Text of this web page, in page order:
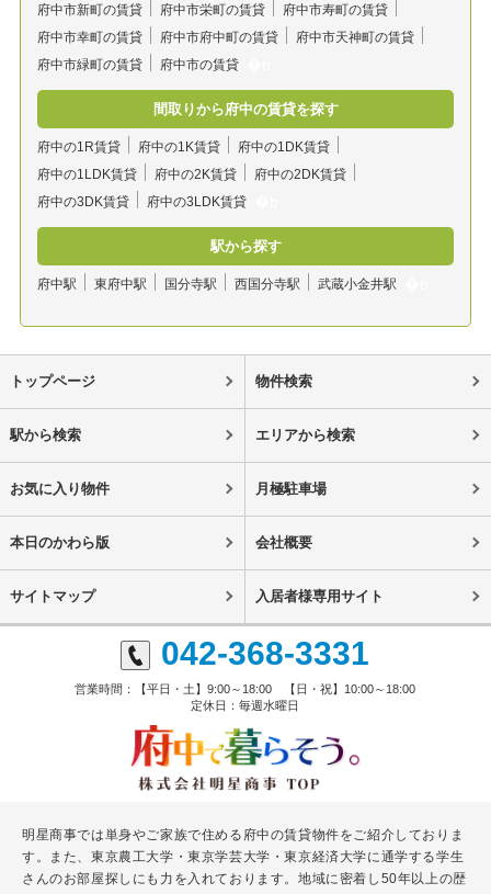
府中市新町の賃貸 府中市栄町の賃貸
府中市寿町の賃貸
府中市幸町の賃貸
府中市府中町の賃貸
府中市天神町の賃貸
府中市緑町の賃貸
府中市の賃貸
間取りから府中の賃貸を探す
府中の1R賃貸 府中の1K賃貸
府中の1DK賃貸
府中の1LDK賃貸
府中の2K賃貸
府中の2DK賃貸
府中の3DK賃貸
府中の3LDK賃貸
駅から探す
府中駅 東府中駅 国分寺駅 西国分寺駅 武蔵小金井駅
トップページ 物件検索
駅から検索 エリアから検索
お気に入り物件 月極駐車場
本日のかわら版 会社概要
サイトマップ 入居者様専用サイト
042-368-3331
営業時間：【平日・土】9:00～18:00 【日・祝】10:00～18:00
定休日：毎週水曜日
明星商事では単身やご家族で住める府中の賃貸物件をご紹介しておりま
す。また、東京農工大学・東京学芸大学・東京経済大学に通学する学生
さんのお部屋探しにも力を入れております。地域に密着し50年以上の歴